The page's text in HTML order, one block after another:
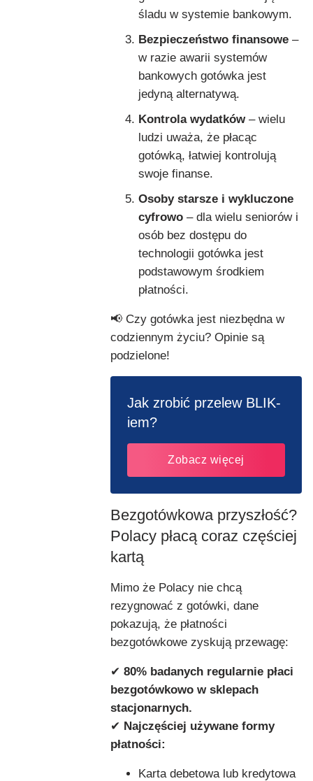
śladu w systemie bankowym.
Bezpieczeństwo finansowe –
w razie awarii systemów
bankowych gotówka jest
jedyną alternatywą.
Kontrola wydatków– wielu
ludzi uważa, że płacąc
gotówką, łatwiej kontrolują
swoje finanse.
Osoby starsze i wykluczone
cyfrowo – dla wielu seniorów i
osób bez dostępu do
technologii gotówka jest
podstawowym środkiem
płatności.
📢 Czy gotówka jest niezbędna w
codziennym życiu? Opinie są
podzielone!
Jak zrobić przelew BLIK-
iem?
Zobacz więcej
Bezgotówkowa przyszłość?
Polacy płacą coraz częściej
kartą
Mimo że Polacy nie chcą
rezygnować z gotówki, dane
pokazują, że płatności
bezgotówkowe zyskują przewagę:
✔ 80% badanych regularnie płaci
bezgotówkowo w sklepach
stacjonarnych.
✔ Najczęściej używane formy
płatności:
Karta debetowa lub kredytowa